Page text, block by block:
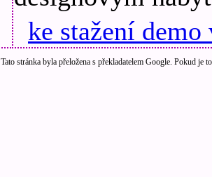
ke stažení
Tato stránka byla přeložena s překladatelem Google. Pokud je